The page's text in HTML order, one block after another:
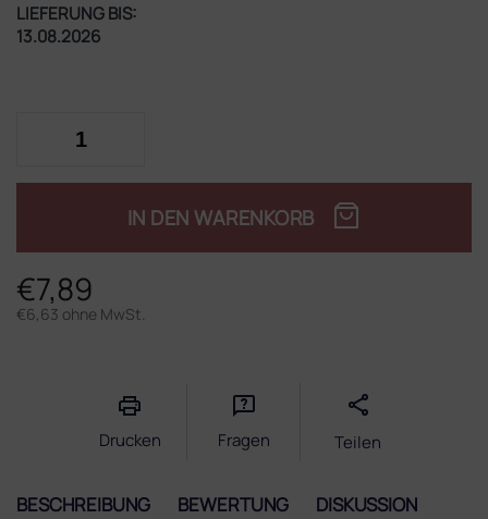
€7,89
€6,63 ohne MwSt.
LIEFERUNG BIS:
13.08.2026
IN DEN WARENKORB
Drucken Fragen Teilen
BESCHREIBUNG BEWERTUNG DISKUSSION